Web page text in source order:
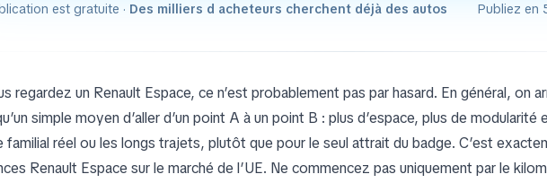
est gratuite · Des milliers d acheteurs cherchent déjà des autos Publiez en
regardez un Renault Espace, ce n’est probablement pas par hasard. En général, on
simple moyen d’aller d’un point A à un point B : plus d’espace, plus de
familial réel ou les longs trajets, plutôt que pour le seul attrait du badge. C’est
Renault Espace sur le marché de l’UE. Ne commencez pas uniquement par le